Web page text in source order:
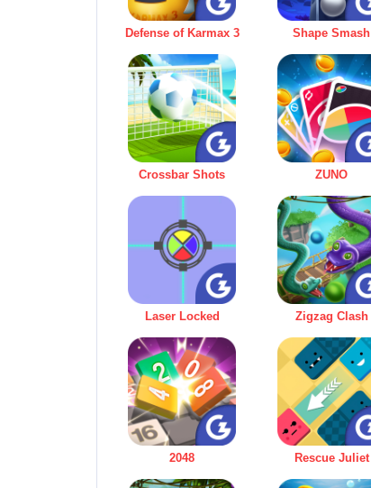
Defense of Karmax 3 Shape Smash
Crossbar Shots ZUNO
Laser Locked Zigzag Clash
2048 Rescue Juliet